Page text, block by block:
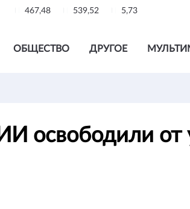
467,48 539,52 5,73
ОБЩЕСТВО ДРУГОЕ
освободили от